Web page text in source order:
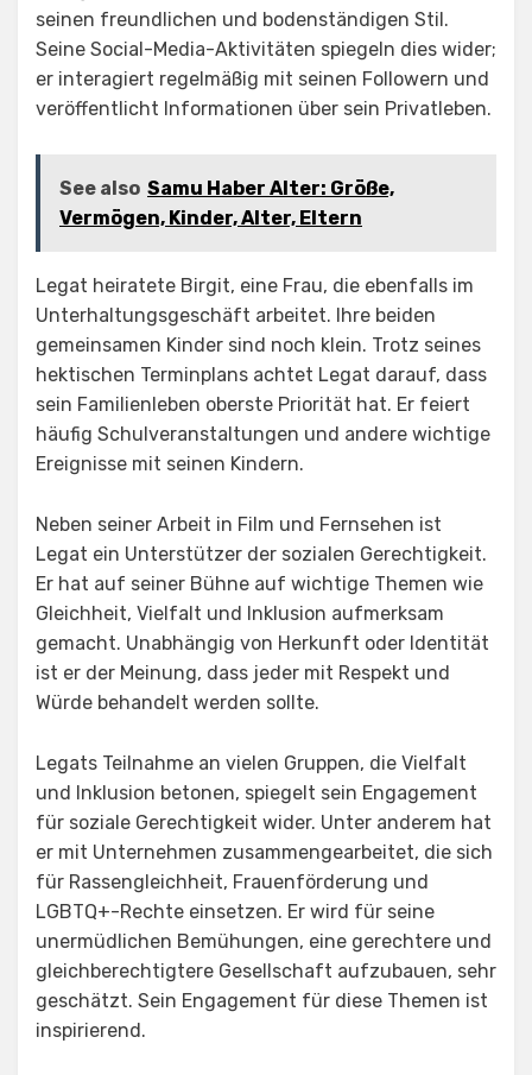
seinen freundlichen und bodenständigen Stil.
Seine Social-Media-Aktivitäten spiegeln dies wider;
er interagiert regelmäßig mit seinen Followern und
veröffentlicht Informationen über sein Privatleben.
See also Samu Haber Alter: Größe,
Vermögen, Kinder, Alter, Eltern
Legat heiratete Birgit, eine Frau, die ebenfalls im
Unterhaltungsgeschäft arbeitet. Ihre beiden
gemeinsamen Kinder sind noch klein. Trotz seines
hektischen Terminplans achtet Legat darauf, dass
sein Familienleben oberste Priorität hat. Er feiert
häufig Schulveranstaltungen und andere wichtige
Ereignisse mit seinen Kindern.
Neben seiner Arbeit in Film und Fernsehen ist
Legat ein Unterstützer der sozialen Gerechtigkeit.
Er hat auf seiner Bühne auf wichtige Themen wie
Gleichheit, Vielfalt und Inklusion aufmerksam
gemacht. Unabhängig von Herkunft oder Identität
ist er der Meinung, dass jeder mit Respekt und
Würde behandelt werden sollte.
Legats Teilnahme an vielen Gruppen, die Vielfalt
und Inklusion betonen, spiegelt sein Engagement
für soziale Gerechtigkeit wider. Unter anderem hat
er mit Unternehmen zusammengearbeitet, die sich
für Rassengleichheit, Frauenförderung und
LGBTQ+-Rechte einsetzen. Er wird für seine
unermüdlichen Bemühungen, eine gerechtere und
gleichberechtigtere Gesellschaft aufzubauen, sehr
geschätzt. Sein Engagement für diese Themen ist
inspirierend.